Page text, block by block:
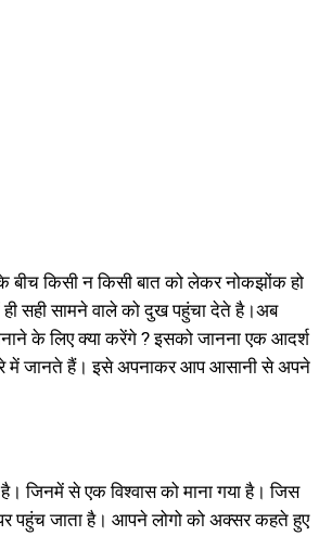
किसी न किसी बात को लेकर नोकझोंक हो
सही सामने वाले को दुख पहुंचा देते है।अब
के लिए क्या करेंगे ? इसको जानना एक आदर्श
में जानते हैं। इसे अपनाकर आप आसानी से अपने
है। जिनमें से एक विश्वास को माना गया है। जिस
पहुंच जाता है। आपने लोगो को अक्सर कहते हुए